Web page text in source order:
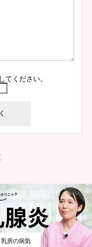
てください。
乳房の病気